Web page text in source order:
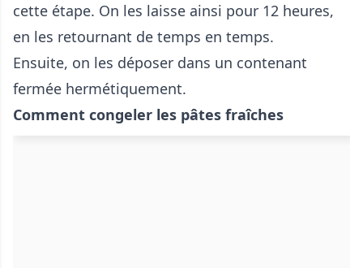
cette étape. On les laisse ainsi pour 12 heures,
en les retournant de temps en temps.
Ensuite, on les déposer dans un contenant
fermée hermétiquement.
Comment congeler les pâtes fraîches